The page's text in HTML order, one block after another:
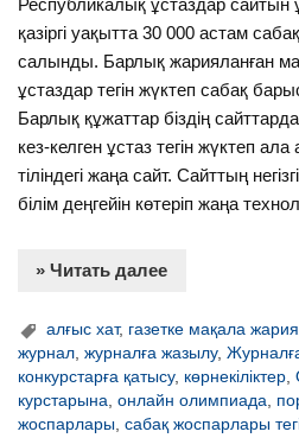
қазіргі уақытта 30 000 астам
салынды. Барлық жарияланған
ұстаздар тегін жүктеп сабақ
Барлық құжаттар біздің
кез-келген ұстаз тегін жүктеп
тіліндегі жаңа сайт. Сайттың
білім деңгейін көтеріп жаңа
» Читать далее
алғыс хат, газетке мақала
журнал,журналға жазылу,
конкурстарға қатысу, көрнекіліктер,
курстарына,онлайн олимпиада,
жоспарлары,сабақ жоспарлары